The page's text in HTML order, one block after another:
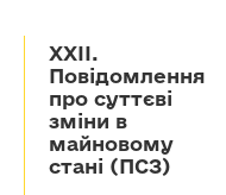
ХХІІ.
Повідомлення
про суттєві
зміни в
майновому
стані (ПСЗ)